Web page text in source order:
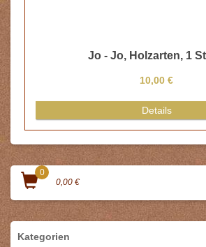
Jo - Jo, Holzarten, 1
10,00 €
Details
0
0,00 €
Kategorien